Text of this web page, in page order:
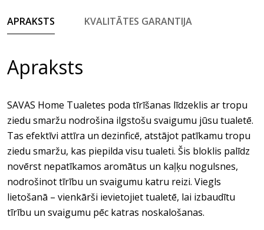
APRAKSTS KVALITĀTES GARANTIJA
Apraksts
SAVAS Home Tualetes poda tīrīšanas līdzeklis ar tropu
ziedu smaržu nodrošina ilgstošu svaigumu jūsu tualetē.
Tas efektīvi attīra un dezinficē, atstājot patīkamu tropu
ziedu smaržu, kas piepilda visu tualeti. Šis bloklis palīdz
novērst nepatīkamos aromātus un kaļķu nogulsnes,
nodrošinot tīrību un svaigumu katru reizi. Viegls
lietošanā – vienkārši ievietojiet tualetē, lai izbaudītu
tīrību un svaigumu pēc katras noskalošanas.